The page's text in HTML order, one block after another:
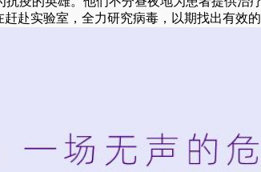
赴实验室，全力研究病毒，以期找出有效的